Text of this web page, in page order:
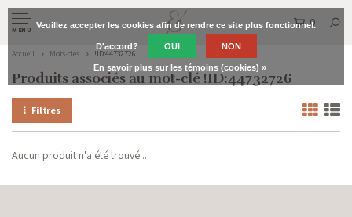
MENU
0
Accueil Mots-clés !ID:44732726
Produits associés au mot-clé !ID:44732726
Filtres
Aucun produit n'a été trouvé...
Veuillez accepter les cookies afin de rendre ce site plus fonctionnel.
D'accord? OUI NON
En savoir plus sur les témoins (cookies) »